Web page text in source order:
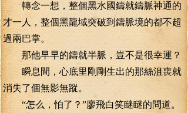
轉念一想，整個黑水國鑄就鑄脈神通的
才一人，整個黑龍域突破到鑄脈境的都不超
過兩巴掌。
那他早早的鑄就半脈，豈不是很幸運？
瞬息間，心底里剛剛生出的那絲沮喪就
消失了個無影無蹤。
“怎么，怕了？”廖飛白笑瞇瞇的問道。